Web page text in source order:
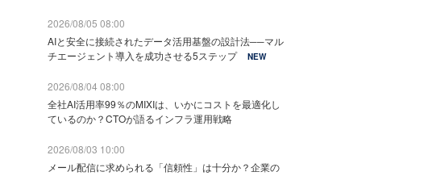
2026/08/05 08:00
AIと安全に接続されたデータ活用基盤の設計法──マル
チエージェント導入を成功させる5ステップ
NEW
2026/08/04 08:00
全社AI活用率99％のMIXIは、いかにコストを最適化し
ているのか？CTOが語るインフラ運用戦略
2026/08/03 10:00
メール配信に求められる「信頼性」は十分か？企業の